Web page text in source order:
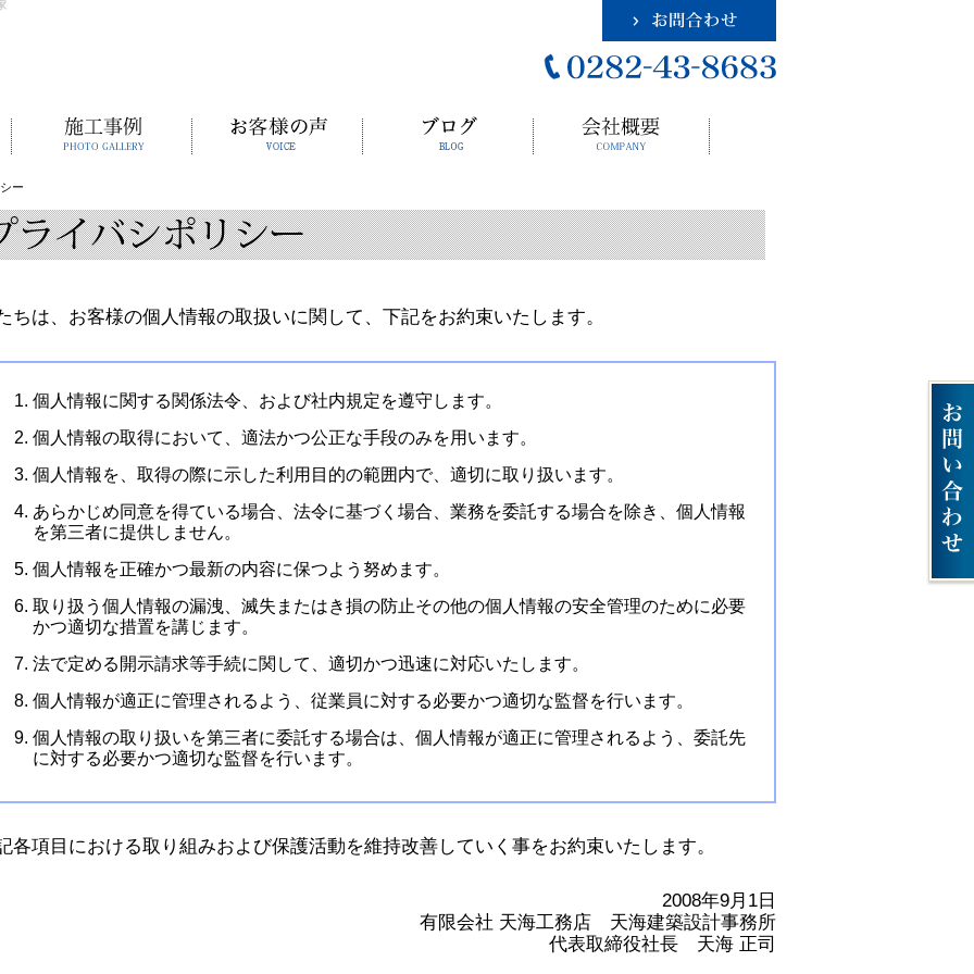
ー
ちは、お客様の個人情報の取扱いに関して、下記をお約束いたします。
個人情報に関する関係法令、および社内規定を遵守します。
個人情報の取得において、適法かつ公正な手段のみを用います。
個人情報を、取得の際に示した利用目的の範囲内で、適切に取り扱います。
あらかじめ同意を得ている場合、法令に基づく場合、業務を委託する場合を除き、個人情報
を第三者に提供しません。
個人情報を正確かつ最新の内容に保つよう努めます。
取り扱う個人情報の漏洩、滅失またはき損の防止その他の個人情報の安全管理のために必要
かつ適切な措置を講じます。
法で定める開示請求等手続に関して、適切かつ迅速に対応いたします。
個人情報が適正に管理されるよう、従業員に対する必要かつ適切な監督を行います。
個人情報の取り扱いを第三者に委託する場合は、個人情報が適正に管理されるよう、委託先
に対する必要かつ適切な監督を行います。
各項目における取り組みおよび保護活動を維持改善していく事をお約束いたします。
2008年9月1日
有限会社 天海工務店 天海建築設計事務所
代表取締役社長 天海 正司